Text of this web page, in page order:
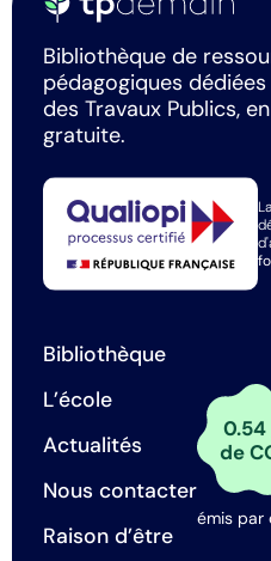
Bibliothèque de
pédagogiques
des Travaux Publics,
gratuite.
Bibliothèque
L’école
Actualités
Nous contacter
Raison d’être
0.54
de
émis par